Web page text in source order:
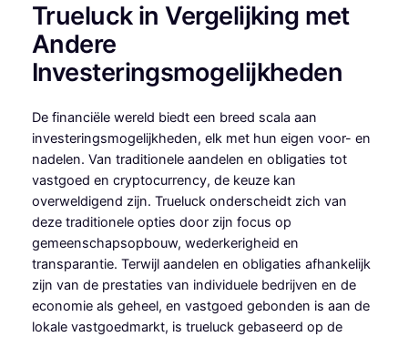
Trueluck in Vergelijking met
Andere
Investeringsmogelijkheden
De financiële wereld biedt een breed scala aan
investeringsmogelijkheden, elk met hun eigen voor- en
nadelen. Van traditionele aandelen en obligaties tot
vastgoed en cryptocurrency, de keuze kan
overweldigend zijn. Trueluck onderscheidt zich van
deze traditionele opties door zijn focus op
gemeenschapsopbouw, wederkerigheid en
transparantie. Terwijl aandelen en obligaties afhankelijk
zijn van de prestaties van individuele bedrijven en de
economie als geheel, en vastgoed gebonden is aan de
lokale vastgoedmarkt, is trueluck gebaseerd op de